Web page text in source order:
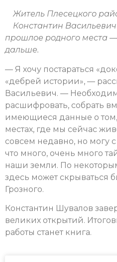
Житель Плесецкого
Константин
прошлое родного места
дальше.
— Я хочу постараться
«дебрей истории», —
Васильевич. —
расшифровать, собрать
имеющиеся данные о
местах, где мы сейчас
совсем недавно, но могу
что много, очень много
наши земли. По
здесь может скрываться
Грозного.
Константин Шувалов
великих открытий.
работы станет книга.